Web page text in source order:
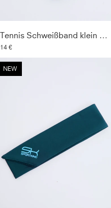
Tennis Schweißband klein 2er Set, petrol grün
14 €
NEW